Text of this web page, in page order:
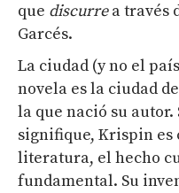
que discurrea través
Garcés.
La ciudad (y no el
novela es la ciudad
la que nació su autor.
signifique, Krispin es
literatura, el hecho
fundamental. Su